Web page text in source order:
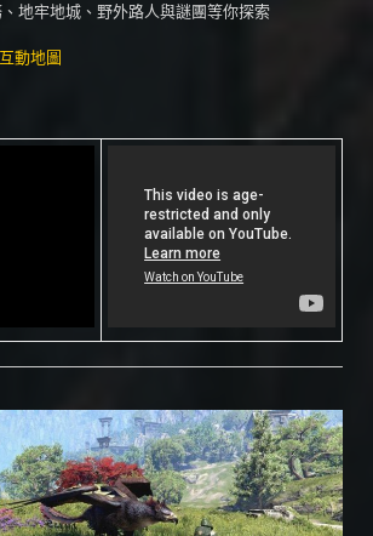
地牢地城、野外路人與謎團等你探索
動地圖